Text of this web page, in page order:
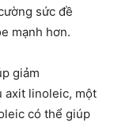
sức đề
mạnh hơn.
giảm
axit linoleic, một
có thể giúp